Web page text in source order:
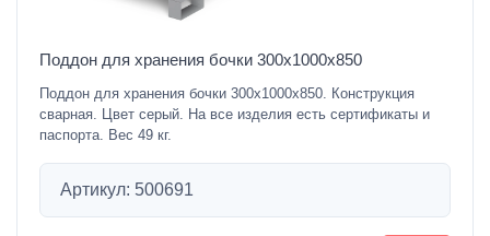
Поддон для хранения бочки 300х1000х850
Поддон для хранения бочки 300х1000х850. Конструкция
сварная. Цвет серый. На все изделия есть сертификаты и
паспорта. Вес 49 кг.
Артикул: 500691